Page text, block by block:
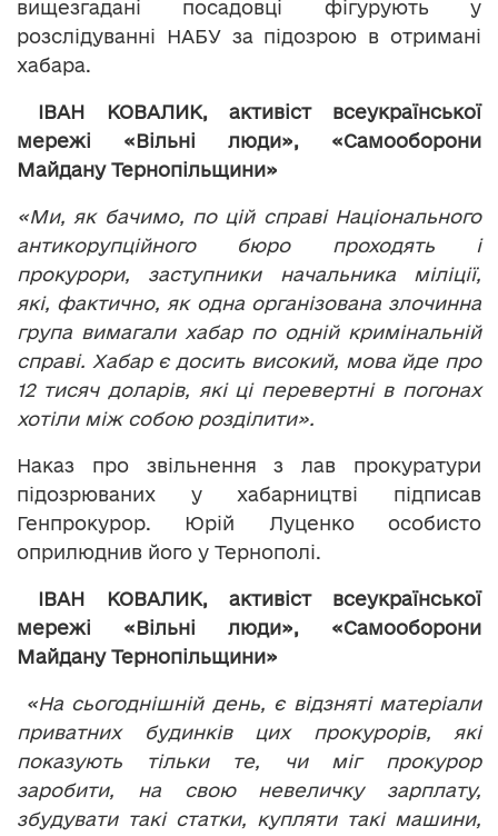
вищезгадані посадовці фігурують у
розслідуванні НАБУ за підозрою в отримані
хабара.
ІВАН КОВАЛИК, активіст всеукраїнської
мережі «Вільні люди», «Самооборони
Майдану Тернопільщини»
«Ми, як бачимо, по цій справі Національного
антикорупційного бюро проходять і
прокурори, заступники начальника міліції,
які, фактично, як одна організована злочинна
група вимагали хабар по одній кримінальній
справі. Хабар є досить високий, мова йде про
12 тисяч доларів, які ці перевертні в погонах
хотіли між собою розділити».
Наказ про звільнення з лав прокуратури
підозрюваних у хабарництві підписав
Генпрокурор. Юрій Луценко особисто
оприлюднив його у Тернополі.
ІВАН КОВАЛИК, активіст всеукраїнської
мережі «Вільні люди», «Самооборони
Майдану Тернопільщини»
«На сьогоднішній день, є відзняті матеріали
приватних будинків цих прокурорів, які
показують тільки те, чи міг прокурор
заробити, на свою невеличку зарплату,
збудувати такі статки, купляти такі машини,